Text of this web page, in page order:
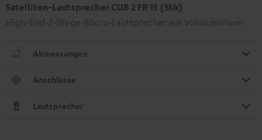
Satelliten-Lautsprecher CUB 2 FR 15 (Stk)
High-End-2-Wege-Micro-Lautsprecher aus Vollaluminium
Abmessungen
Anschlüsse
Lautsprecher